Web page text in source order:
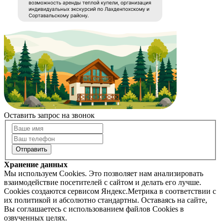
Оставить запрос на звонок
Хранение данных
Мы используем Cookies. Это позволяет нам анализировать
взаимодействие посетителей с сайтом и делать его лучше.
Cookies создаются сервисом Яндекс.Метрика в соответствии с
их политикой и абсолютно стандартны. Оставаясь на сайте,
Вы соглашаетесь с использованием файлов Cookies в
озвученных целях.